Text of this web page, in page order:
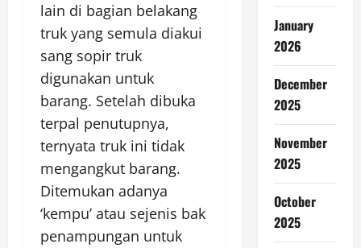
lain di bagian belakang
truk yang semula diakui
sang sopir truk
digunakan untuk
barang. Setelah dibuka
terpal penutupnya,
ternyata truk ini tidak
mengangkut barang.
Ditemukan adanya
‘kempu’ atau sejenis bak
penampungan untuk
January
2026
December
2025
November
2025
October
2025